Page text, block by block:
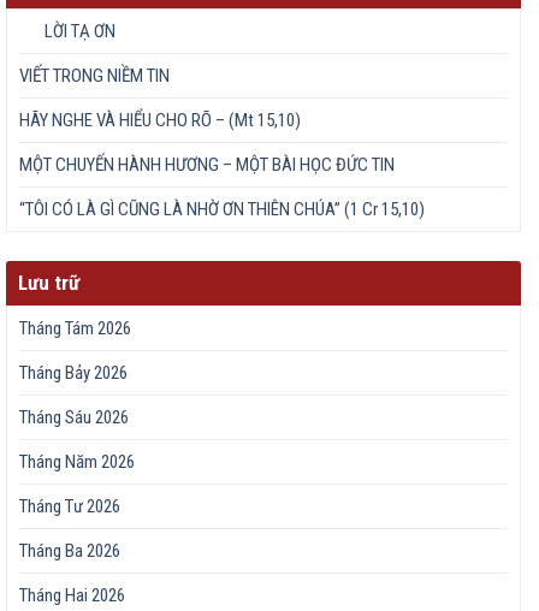
LỜI TẠ ƠN
VIẾT TRONG NIỀM TIN
HÃY NGHE VÀ HIỂU CHO RÕ – (Mt 15,10)
MỘT CHUYẾN HÀNH HƯƠNG – MỘT BÀI HỌC ĐỨC TIN
“TÔI CÓ LÀ GÌ CŨNG LÀ NHỜ ƠN THIÊN CHÚA” (1 Cr 15,10)
Lưu trữ
Tháng Tám 2026
Tháng Bảy 2026
Tháng Sáu 2026
Tháng Năm 2026
Tháng Tư 2026
Tháng Ba 2026
Tháng Hai 2026